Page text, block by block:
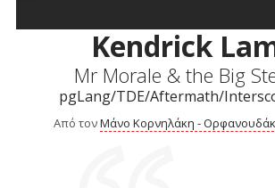
Kendrick
Mr Morale & the Big
pgLang/TDE/Aftermath/
Από τονΜάνο Κορνηλάκη -